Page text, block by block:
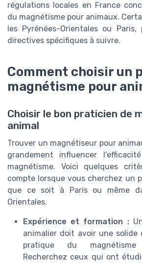
régulations locales en France
du magnétisme pour animaux.
les Pyrénées-Orientales ou
directives spécifiques à suivre.
Comment choisir un
magnétisme pour
Choisir le bon praticien de
animal
Trouver un magnétiseur pour
grandement influencer
magnétisme. Voici quelques
compte lorsque vous cherchez un
que ce soit à Paris ou même
Orientales.
Expérience et formation :
animalier doit avoir une solide
pratique du
Recherchez ceux qui ont